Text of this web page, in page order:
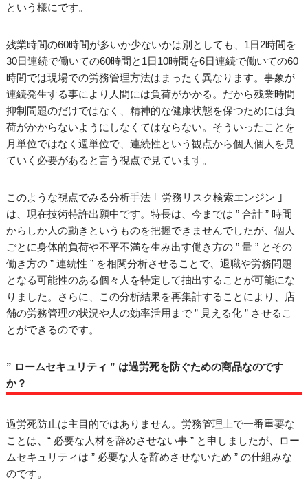
という様にです。
残業時間の60時間が多いか少ないかは別としても、1日2時間を
30日連続で働いての60時間と1日10時間を6日連続で働いての60
時間では現場での労務管理方法はまったく異なります。事象が
連続発生する事により人間には負荷がかかる。だから残業時間
抑制問題のだけではなく、精神的な健康状態を保つためには負
荷がかからないようにしなくてはならない。そういったことを
月単位ではなく週単位で、連続性という観点から個人個人を見
ていく必要があると言う視点で見ています。
このような視点でみる分析手法 ｢ 労務リスク検索エンジン ｣
は、現在技術特許出願中です。特長は、今までは ” 合計 ” 時間
からしか人の動きというものを把握できませんでしたが、個人
ごとに身体的負荷や不平不満を生み出す働き方の ” 量 ” とその
働き方の ” 連続性 ” を相関分析させることで、退職や労務問題
となる可能性のある個々人を特定して抽出することが可能にな
りました。さらに、この分析結果を再集計することにより、店
舗の労務管理の状況や人の効率活用まで ” 見える化 ” させるこ
とができるのです。
” ロームセキュリティ ” は過労死を防ぐための商品なのです
か？
過労死防止は主目的ではありません。労務管理上で一番重要な
ことは、“ 必要な人材を辞めさせない事 ” と申しましたが、ロー
ムセキュリティは ” 必要な人を辞めさせないため ” の仕組みな
のです。